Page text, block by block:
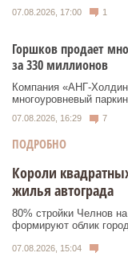
07.08.2026, 17:00 1
Горшков продает
за 330 миллионов
Компания «АНГ-
многоуровневый
07.08.2026, 16:29 7
ПОДРОБНО
Короли
жилья автограда
80% стройки Челнов
формируют облик
07.08.2026, 15:04